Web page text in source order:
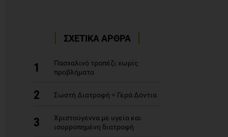
ΣΧΕΤΙΚΑ ΑΡΘΡΑ
1
Πασχαλινό τραπέζι χωρίς
προβλήματα
2 Σωστή Διατροφή = Γερά Δόντια
3
Χριστούγεννα με υγεία και
ισορροπημένη διατροφή